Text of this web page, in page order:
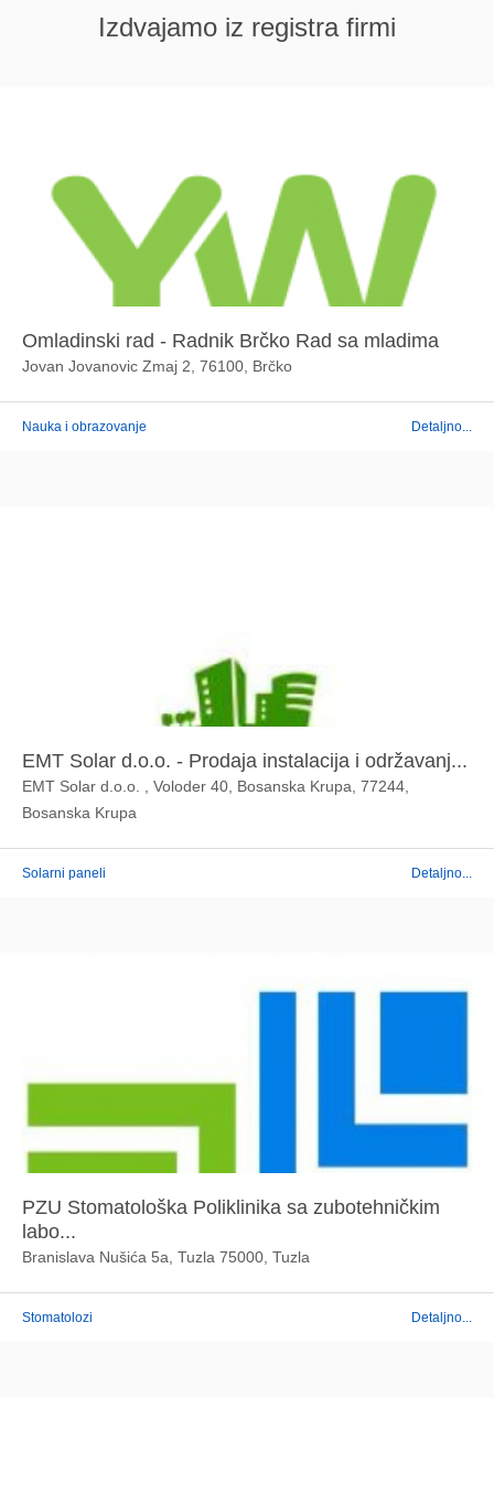
Izdvajamo iz registra firmi
Omladinski rad - Radnik Brčko Rad sa mladima
Jovan Jovanovic Zmaj 2, 76100, Brčko
Nauka i obrazovanje Detaljno...
EMT Solar d.o.o. - Prodaja instalacija i održavanj...
EMT Solar d.o.o. , Voloder 40, Bosanska Krupa, 77244,
Bosanska Krupa
Solarni paneli Detaljno...
PZU Stomatološka Poliklinika sa zubotehničkim
labo...
Branislava Nušića 5a, Tuzla 75000, Tuzla
Stomatolozi Detaljno...